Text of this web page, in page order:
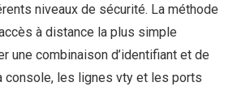
niveaux de sécurité. La méthode
à distance la plus simple
une combinaison d’identifiant et de
console, les lignes vty et les ports